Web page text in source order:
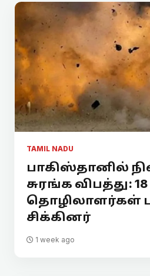
TAMIL NADU
பாகிஸ்தானில்
சுரங்க விபத்து: 18
தொழிலாளர்கள்
சிக்கினர்
1 week ago